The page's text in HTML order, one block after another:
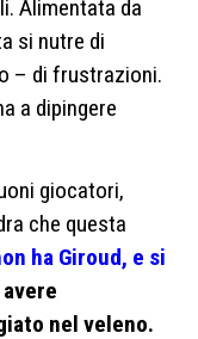
Alimentata da
si nutre di
– di frustrazioni.
a dipingere
giocatori,
che questa
ha Giroud, e si
nel veleno.